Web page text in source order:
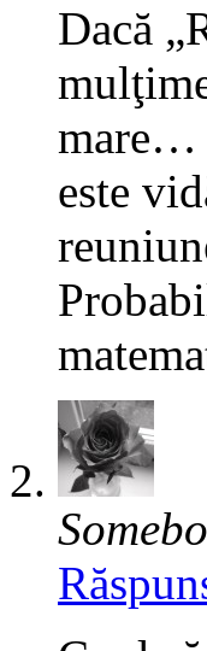
Dacă
mare…
este